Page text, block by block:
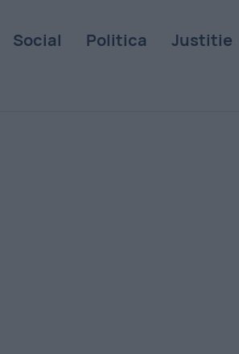
Social Politica Justitie